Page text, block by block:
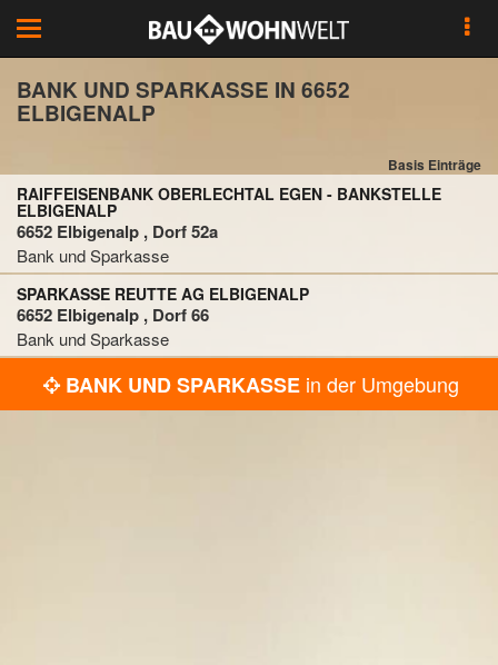
Toggle
navigation
BANK UND SPARKASSE IN 6652
ELBIGENALP
Basis Einträge
RAIFFEISENBANK OBERLECHTAL EGEN - BANKSTELLE
ELBIGENALP
6652 Elbigenalp , Dorf 52a
Bank und Sparkasse
SPARKASSE REUTTE AG ELBIGENALP
6652 Elbigenalp , Dorf 66
Bank und Sparkasse
BANK UND SPARKASSE in der Umgebung